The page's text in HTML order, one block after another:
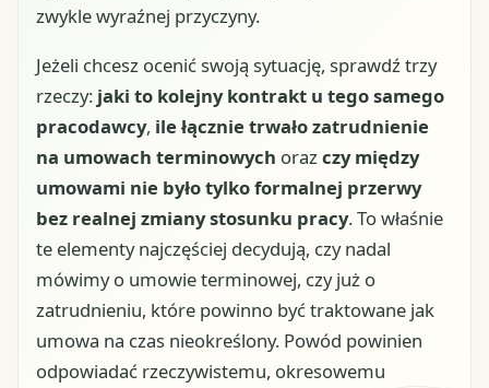
zwykle wyraźnej przyczyny.
Jeżeli chcesz ocenić swoją sytuację, sprawdź trzy
rzeczy: jaki to kolejny kontrakt u tego samego
pracodawcy, ile łącznie trwało zatrudnienie
na umowach terminowych orazczy między
umowami nie było tylko formalnej przerwy
bez realnej zmiany stosunku pracy. To właśnie
te elementy najczęściej decydują, czy nadal
mówimy o umowie terminowej, czy już o
zatrudnieniu, które powinno być traktowane jak
umowa na czas nieokreślony. Powód powinien
odpowiadać rzeczywistemu, okresowemu